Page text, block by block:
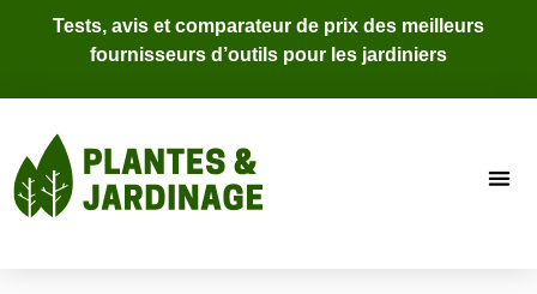
Tests, avis et comparateur de prix des meilleurs
fournisseurs d’outils pour les jardiniers